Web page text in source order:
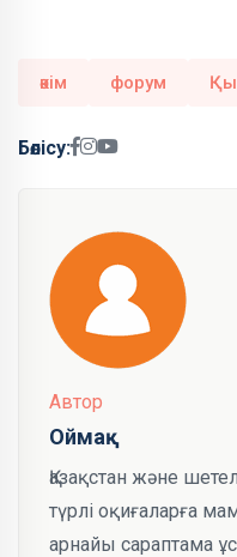
әкім форум
Бөлісу:
Автор
Оймақ
Қазақстан және
түрлі оқиғаларға
арнайы сараптама